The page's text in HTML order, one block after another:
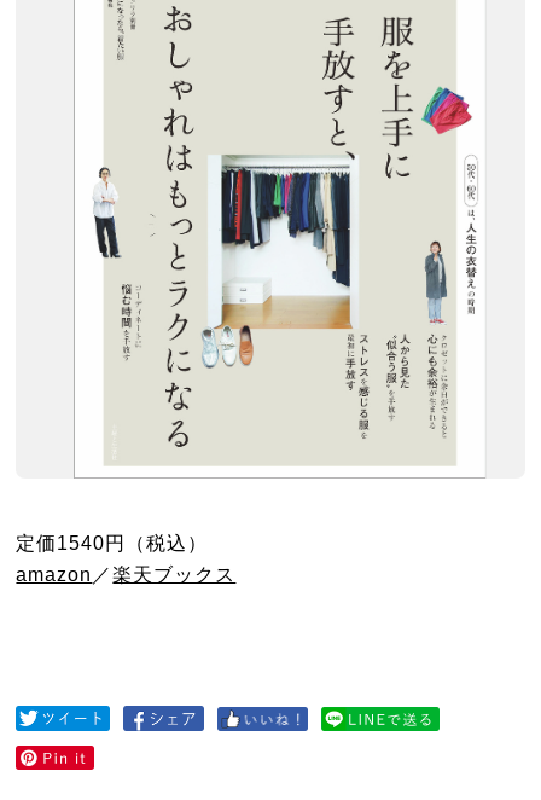
定価1540円（税込）
amazon ／楽天ブックス